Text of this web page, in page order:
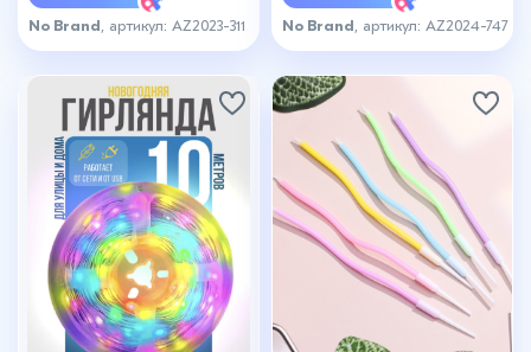
No Brand , артикул: AZ2023-311 No Brand , артикул: AZ2024-747